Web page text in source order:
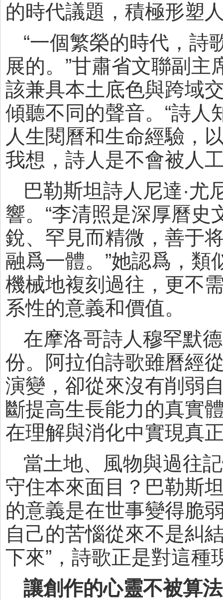
的時代議題，積極形塑
“一個繁榮的時代，詩
展的。”甘肅省文聯副
該兼具本土底色與跨域
傾聽不同的聲音。“詩
人生閱曆和生命經驗，
我想，詩人是不會被人
巴勒斯坦詩人尼達·尤
響。“李清照是深厚曆
銳、罕見而精微，善于
融爲一體。”她認爲，
機械地複刻過往，更不
系性的意義和價值。
在摩洛哥詩人穆罕默
份。阿拉伯詩歌雖曆經
演變，卻從來沒有削弱
斷提高生長能力的真實
在理解與消化中實現真
當土地、風物與過往
守住本來面目？巴勒斯
的意義是在世事變得脆
自己的苦惱從來不是糾
下來”，詩歌正是對這種
讓創作的心靈不被算